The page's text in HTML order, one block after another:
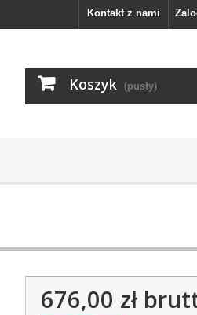
Kontakt z nami
Koszyk (pusty)
676,00 zł